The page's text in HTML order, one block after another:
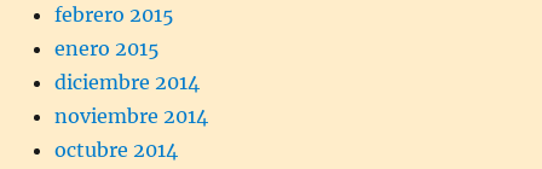
febrero 2015
enero 2015
diciembre 2014
noviembre 2014
octubre 2014